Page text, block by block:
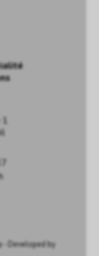
- Developed by